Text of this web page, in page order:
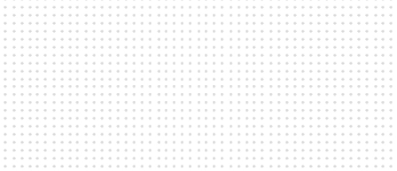
Hur bokar jag en av era lokaler?
Genom att fylla i vårt bokningsformulär kommer
du i direktkontakt med de verksamheter du
önskar boka. Kulturarenor hanterar endast
förmedlingen; alla frågor kring bokning, priser och
detaljer tas direkt med det aktuella venuet.